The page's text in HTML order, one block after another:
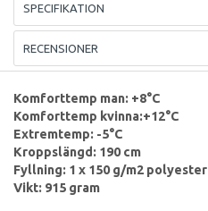
SPECIFIKATION
RECENSIONER
Komforttemp man: +8°C
Komforttemp kvinna:+12°C
Extremtemp: -5°C
Kroppslängd: 190 cm
Fyllning: 1 x 150 g/m2
Vikt: 915 gram